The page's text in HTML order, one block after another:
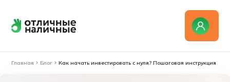
Главная Блог Как начать инвестировать с нуля? Пошаговая инструкция